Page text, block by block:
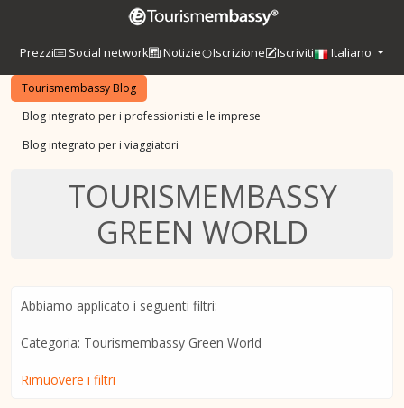
Prezzi Social network Notizie Iscrizione Iscriviti Italiano
Tourismembassy Blog
Blog integrato per i professionisti e le imprese
Blog integrato per i viaggiatori
TOURISMEMBASSY
GREEN WORLD
Abbiamo applicato i seguenti filtri:
Categoria: Tourismembassy Green World
Rimuovere i filtri